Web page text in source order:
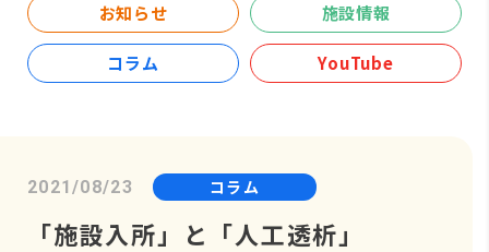
お知らせ 施設情報
コラム YouTube
2021/08/23 コラム
「施設入所」と「人工透析」